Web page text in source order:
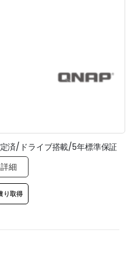
済/ドライブ搭載/5年標準保証
細
り取得